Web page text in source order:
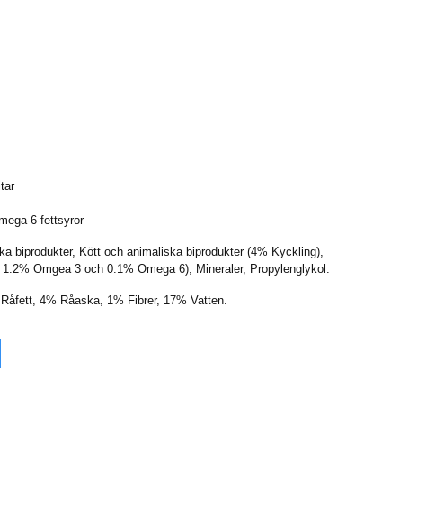
6-fettsyror
biprodukter, Kött och animaliska biprodukter (4% Kyckling),
Omgea 3 och 0.1% Omega 6), Mineraler, Propylenglykol.
4% Råaska, 1% Fibrer, 17% Vatten.